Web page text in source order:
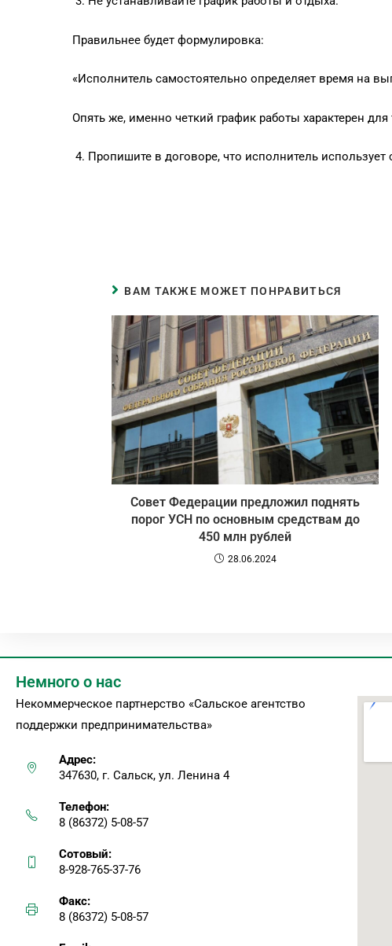
Правильнее будет формулировка:
«Исполнитель самостоятельно определяет время на
Опять же, именно четкий график работы характерен
Пропишите в договоре, что исполнитель
ВАМ ТАКЖЕ МОЖЕТ ПОНРАВИТЬСЯ
Совет Федерации предложил поднять
порог УСН по основным средствам до
450 млн рублей
28.06.2024
Немного о нас
Некоммерческое партнерство «Сальское агентство
поддержки предпринимательства»
Адрес:
347630, г. Сальск, ул. Ленина 4
Телефон:
8 (86372) 5-08-57
Сотовый:
8-928-765-37-76
Факс:
8 (86372) 5-08-57